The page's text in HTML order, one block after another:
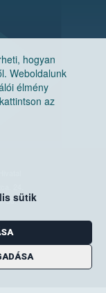
hogyan
Weboldalunk
élmény
az
sütik
30.